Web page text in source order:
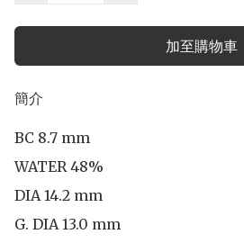
加至購物車
簡介
BC 8.7 mm
WATER 48%
DIA 14.2 mm
G. DIA 13.0 mm